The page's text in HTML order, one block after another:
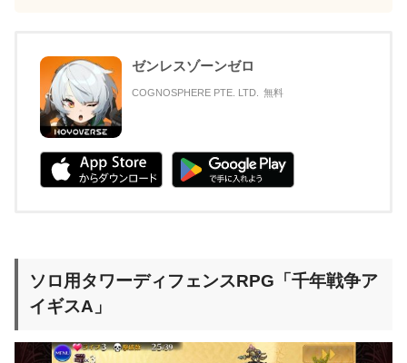
ゼンレスゾーンゼロ
COGNOSPHERE PTE. LTD. 無料
ソロ用タワーディフェンスRPG「千年戦争ア
イギスA」